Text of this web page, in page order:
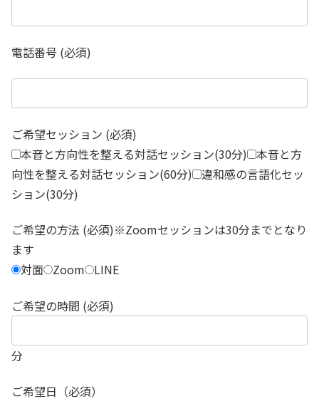
電話番号 (必須)
ご希望セッション (必須)
本音と方向性を整える対話セッション(30分) 本音と方
向性を整える対話セッション(60分) 違和感の言語化セッ
ション(30分)
ご希望の方法 (必須)※Zoomセッションは30分までとなり
ます
対面 Zoom LINE
ご希望の時間 (必須)
分
ご希望日（必須）